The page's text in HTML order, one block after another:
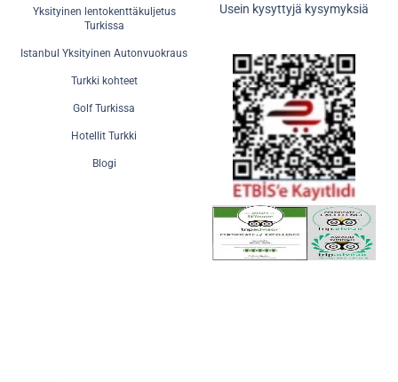
Yksityinen lentokenttäkuljetus
Turkissa
Istanbul Yksityinen Autonvuokraus
Turkki kohteet
Golf Turkissa
Hotellit Turkki
Blogi
Usein kysyttyjä kysymyksiä